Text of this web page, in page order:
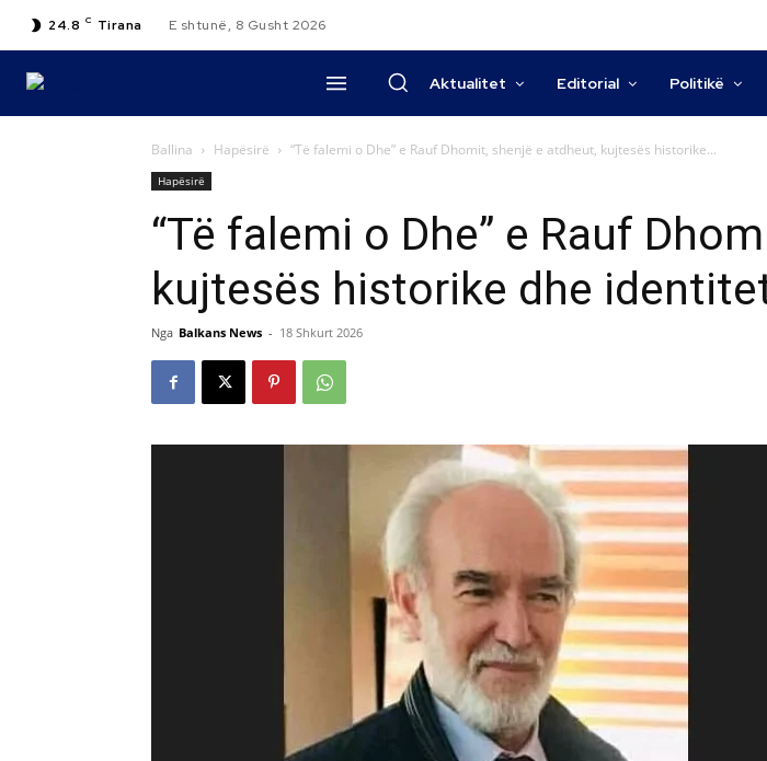
24.8 C Tirana E shtunë, 8 Gusht 2026
Aktualitet Editorial Politikë
Ballina Hapësirë “Të falemi o Dhe” e Rauf Dhomit, shenjë e atdheut, kujtesës historike...
Hapësirë
“Të falemi o Dhe” e Rauf
kujtesës historike dhe
Nga Balkans News - 18 Shkurt 2026